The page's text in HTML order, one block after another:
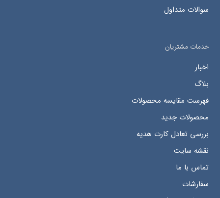
سوالات متداول
خدمات مشتریان
اخبار
بلاگ
فهرست مقایسه محصولات
محصولات جدید
بررسی تعادل کارت هدیه
نقشه سایت
تماس با ما
سفارشات